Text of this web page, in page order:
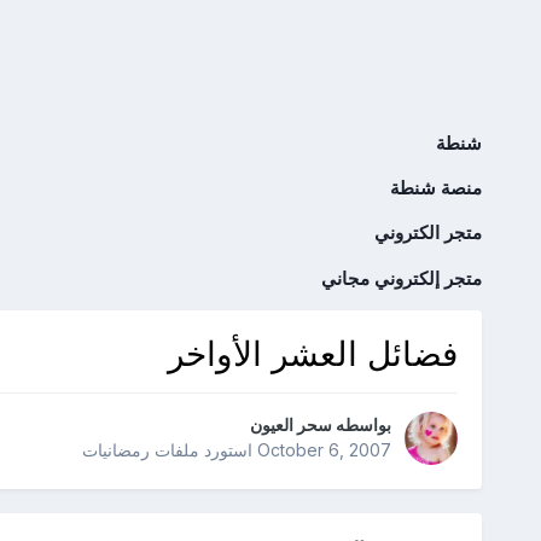
شنطة
منصة شنطة
متجر الكتروني
متجر إلكتروني مجاني
فضائل العشر الأواخر
بواسطه سحر العيون
October 6, 2007استورد ملفات رمضانيات